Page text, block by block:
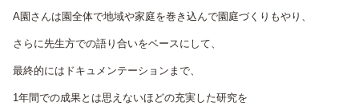
A園さんは園全体で地域や家庭を巻き込んで園庭づくりもやり、
さらに先生方での語り合いをベースにして、
最終的にはドキュメンテーションまで、
1年間での成果とは思えないほどの充実した研究を